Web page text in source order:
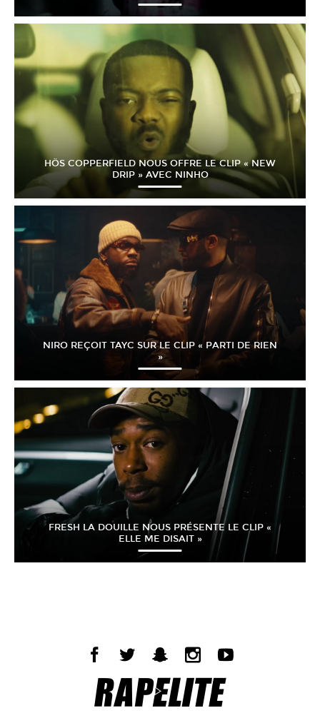
HÖS COPPERFIELD NOUS OFFRE LE CLIP « NEW
DRIP » AVEC NINHO
NIRO REÇOIT TAYC SUR LE CLIP « PARTI DE RIEN
»
FRESH LA DOUILLE NOUS PRÉSENTE LE CLIP «
ELLE ME DISAIT »